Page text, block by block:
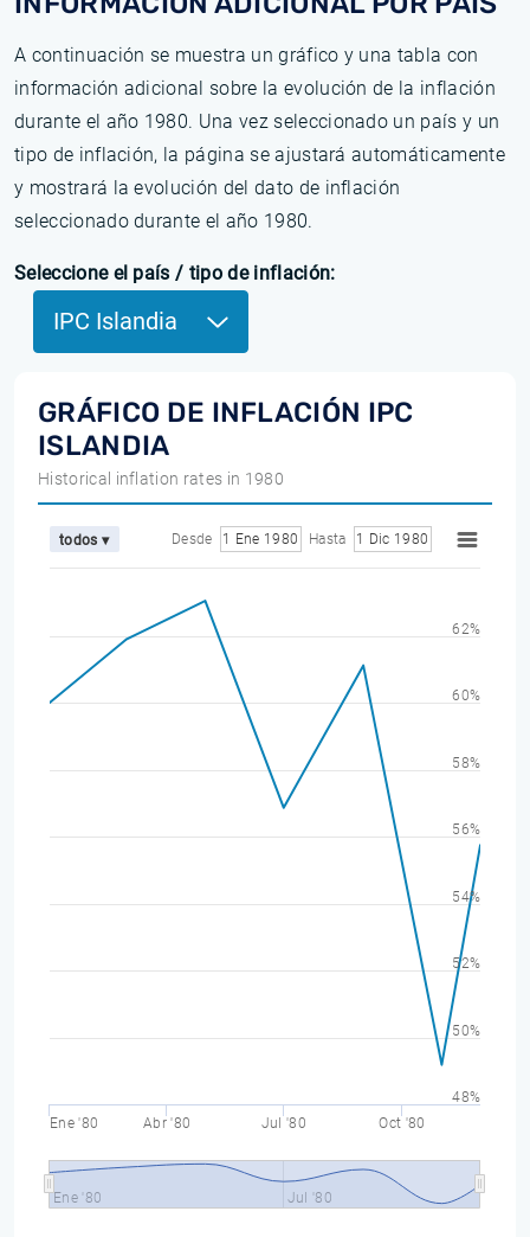
A continuación se muestra un gráfico y una tabla con
información adicional sobre la evolución de la inflación
durante el año 1980. Una vez seleccionado un país y un
tipo de inflación, la página se ajustará automáticamente
y mostrará la evolución del dato de inflación
seleccionado durante el año 1980.
Seleccione el país / tipo de inflación:
IPC Islandia
GRÁFICO DE INFLACIÓN IPC
ISLANDIA
Historical inflation rates in 1980
todos ▾ Desde 1 Ene 1980 Hasta 1 Dic 1980
Ene '80 Abr '80 Jul '80 Oct '80
Ene '80 Jul '80
48%
50%
52%
54%
56%
58%
60%
62%